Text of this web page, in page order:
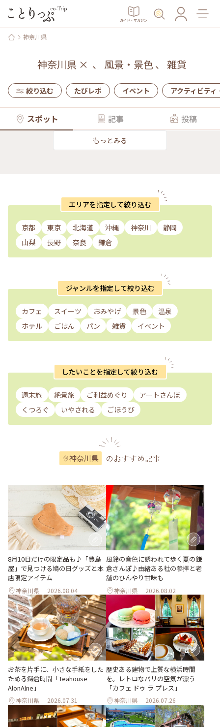
ガイド・マガジン
神奈川県
神奈川県 × 、 風景・景色、 雑貨
絞り込む たびレポ イベント アクティビティ
スポット 記事 投稿
もっとみる
エリアを指定して絞り込む
京都 東京 北海道 沖縄 神奈川
静岡
山梨
長野 奈良 鎌倉
ジャンルを指定して絞り込む
カフェ スイーツ おみやげ 景色
温泉
ホテル
ごはん パン 雑貨 イベント
したいことを指定して絞り込む
週末旅 絶景旅 ご利益めぐり
アートさんぽ
くつろぐ
いやされる ごほうび
神奈川県 のおすすめ記事
8月10日だけの限定品も♪「豊島
屋」で見つける鳩の日グッズと本
店限定アイテム
神奈川県 2026.08.04
風鈴の音色に誘われて歩く夏の鎌
倉さんぽ♪由緒ある社の参拝と老
舗のひんやり甘味も
神奈川県 2026.08.02
お茶を片手に、小さな手紙をした
ためる鎌倉時間「Teahouse
AlonAlne」
神奈川県 2026.07.31
歴史ある建物で上質な横浜時間
を。レトロなパリの空気が漂う
「カフェ ドゥ ラ プレス」
神奈川県 2026.07.26